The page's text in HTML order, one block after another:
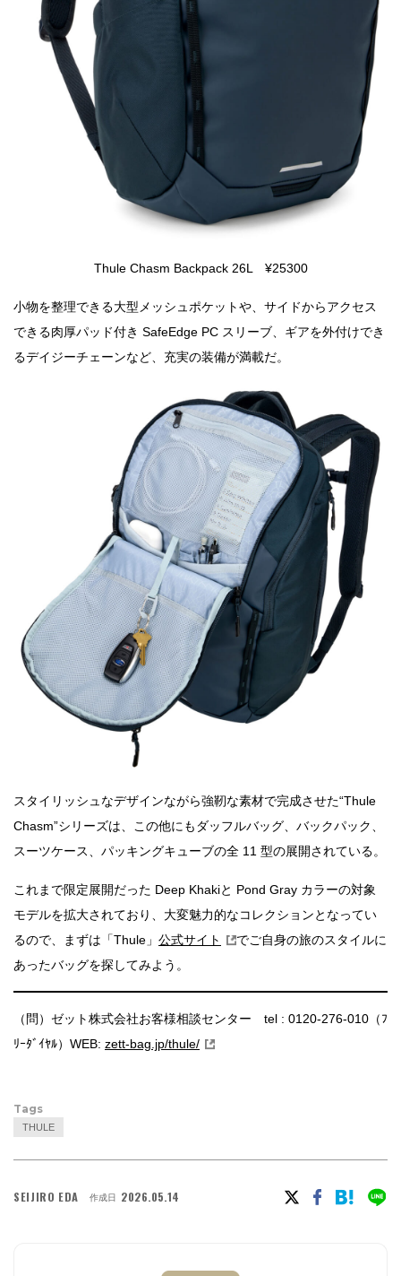
Thule Chasm Backpack 26L ¥25300
小物を整理できる大型メッシュポケットや、サイドからアクセス
できる肉厚パッド付き SafeEdge PC スリーブ、ギアを外付けでき
るデイジーチェーンなど、充実の装備が満載だ。
スタイリッシュなデザインながら強靭な素材で完成させた“Thule
Chasm”シリーズは、この他にもダッフルバッグ、バックパック、
スーツケース、パッキングキューブの全 11 型の展開されている。
これまで限定展開だった Deep Khakiと Pond Gray カラーの対象
モデルを拡大されており、大変魅力的なコレクションとなってい
るので、まずは「Thule」 公式サイト
でご自身の旅のスタイルに
あったバッグを探してみよう。
（問）ゼット株式会社お客様相談センター tel : 0120‐276‐010（ﾌ
ﾘｰﾀﾞｲﾔﾙ）WEB: zett-bag.jp/thule/
Tags
THULE
SEIJIRO EDA 作成日 2026.05.14